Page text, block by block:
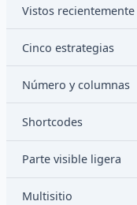
Vistos recientemente
Cinco estrategias
Número y columnas
Shortcodes
Parte visible ligera
Multisitio